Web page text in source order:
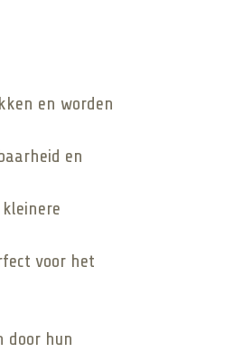
en worden
en
voor het
door hun